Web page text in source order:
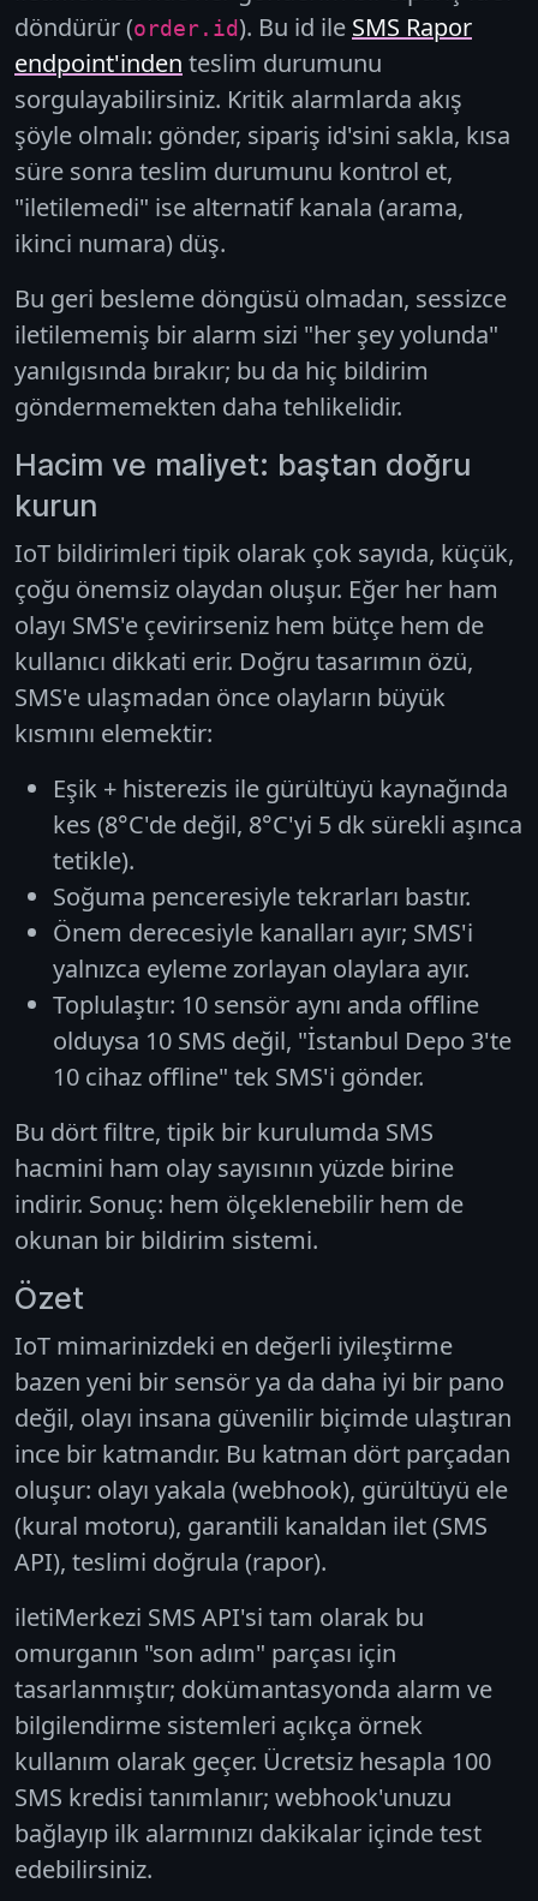
döndürür (order.id ). Bu id ile SMS Rapor
endpoint'inden teslim durumunu
sorgulayabilirsiniz. Kritik alarmlarda akış
şöyle olmalı: gönder, sipariş id'sini sakla, kısa
süre sonra teslim durumunu kontrol et,
"iletilemedi" ise alternatif kanala (arama,
ikinci numara) düş.
Bu geri besleme döngüsü olmadan, sessizce
iletilememiş bir alarm sizi "her şey yolunda"
yanılgısında bırakır; bu da hiç bildirim
göndermemekten daha tehlikelidir.
Hacim ve maliyet: baştan doğru
kurun
IoT bildirimleri tipik olarak çok sayıda, küçük,
çoğu önemsiz olaydan oluşur. Eğer her ham
olayı SMS'e çevirirseniz hem bütçe hem de
kullanıcı dikkati erir. Doğru tasarımın özü,
SMS'e ulaşmadan önce olayların büyük
kısmını elemektir:
Eşik + histerezis ile gürültüyü kaynağında
kes (8°C'de değil, 8°C'yi 5 dk sürekli aşınca
tetikle).
Soğuma penceresiyle tekrarları bastır.
Önem derecesiyle kanalları ayır; SMS'i
yalnızca eyleme zorlayan olaylara ayır.
Toplulaştır: 10 sensör aynı anda offline
olduysa 10 SMS değil, "İstanbul Depo 3'te
10 cihaz offline" tek SMS'i gönder.
Bu dört filtre, tipik bir kurulumda SMS
hacmini ham olay sayısının yüzde birine
indirir. Sonuç: hem ölçeklenebilir hem de
okunan bir bildirim sistemi.
Özet
IoT mimarinizdeki en değerli iyileştirme
bazen yeni bir sensör ya da daha iyi bir pano
değil, olayı insana güvenilir biçimde ulaştıran
ince bir katmandır. Bu katman dört parçadan
oluşur: olayı yakala (webhook), gürültüyü ele
(kural motoru), garantili kanaldan ilet (SMS
API), teslimi doğrula (rapor).
iletiMerkezi SMS API'si tam olarak bu
omurganın "son adım" parçası için
tasarlanmıştır; dokümantasyonda alarm ve
bilgilendirme sistemleri açıkça örnek
kullanım olarak geçer. Ücretsiz hesapla 100
SMS kredisi tanımlanır; webhook'unuzu
bağlayıp ilk alarmınızı dakikalar içinde test
edebilirsiniz.